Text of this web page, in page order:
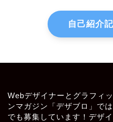
自己紹介
Webデザイナーとグラフィ
ンマガジン「デザブロ」で
でも募集しています！デザ